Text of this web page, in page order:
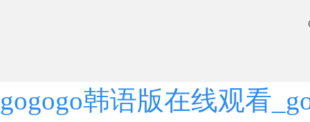
gogogo韩语版在线观看